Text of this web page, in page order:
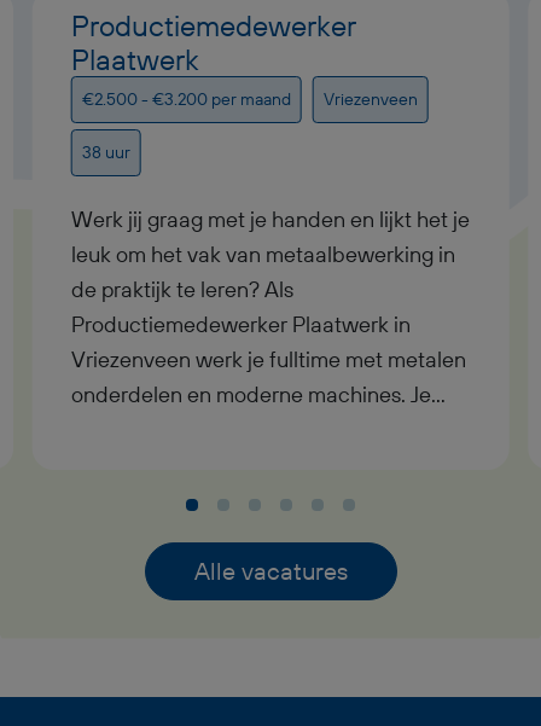
Productiemedewerker
Plaatwerk
€2.500 - €3.200 per maand Vriezenveen
38 uur
Werk jij graag met je handen en lijkt het je
leuk om het vak van metaalbewerking in
de praktijk te leren? Als
Productiemedewerker Plaatwerk in
Vriezenveen werk je fulltime met metalen
onderdelen en moderne machines. Je
reiskostenvergoeding en krijgt volop
ontwikkelen. In de functie van
Productiemedewerker Plaatwerk ben je
Alle vacatures